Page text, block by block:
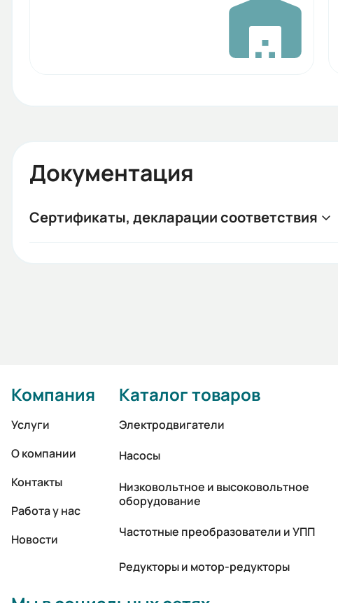
Документация
Сертификаты, декларации соответствия
Компания
Услуги
О компании
Контакты
Работа у нас
Новости
Каталог товаров
Электродвигатели
Насосы
Низковольтное и высоковольтное
оборудование
Частотные преобразователи и УПП
Редукторы и мотор-редукторы